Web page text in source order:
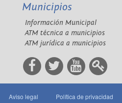
Municipios
Información Municipal
ATM técnica a municipios
ATM jurídica a municipios
Aviso legal Política de privacidad